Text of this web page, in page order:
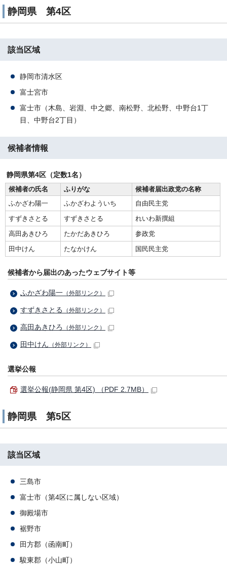
静岡県 第4区
該当区域
静岡市清水区
富士宮市
富士市（木島、岩淵、中之郷、南松野、北松野、中野台1丁
目、中野台2丁目）
候補者情報
静岡県第4区（定数1名）
候補者の氏名
ふりがな
候補者届出政党の名称
ふかざわ陽一
ふかざわよういち
自由民主党
すずきさとる
すずきさとる
れいわ新撰組
高田あきひろ
たかだあきひろ
参政党
田中けん
たなかけん 国民民主党
候補者から届出のあったウェブサイト等
ふかざわ陽一 （外部リンク）
すずきさとる （外部リンク）
高田あきひろ （外部リンク）
田中けん （外部リンク）
選挙公報
選挙公報(静岡県 第4区) （PDF 2.7MB）
静岡県 第5区
該当区域
三島市
富士市（第4区に属しない区域）
御殿場市
裾野市
田方郡（函南町）
駿東郡（小山町）